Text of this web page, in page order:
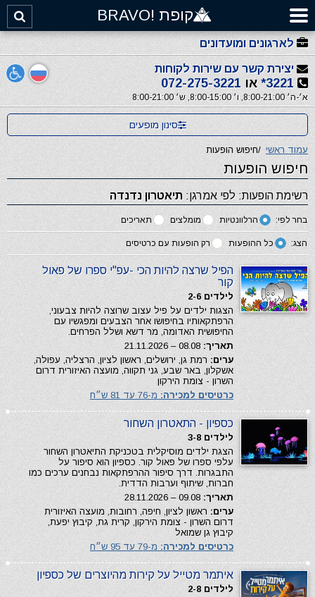
קופת !BRAVO
לארגונים ומועדונים
יצירת קשר עם שירות לקוחות
3221* או 072-275-3221
א׳-ה׳ 8:00-21:00, ו׳ 8:00-15:00, ש׳ 8:00-21:00
סינון מופעים
עמוד ראשי /חיפוש הופעות
חיפוש הופעות
רשימת הופעות: לפי אמרגן: תיאטרון נדנדה
בחר לפי: הרלוונטיות מומלצים תאריכים
הצג: כל ההופעות רק הופעות עם כרטיסים
הפיל שרצה להיות הכי -עפ"י ספרו של פאול
קור
לילדים 2-6
הצגות ילדים על פיל עצוב שרוצה להיות צבעוני,
הרפתקאותיו בחיפושו אחר הצבעים ומפגשיו עם
החיפושית האדומה, מר דשא ושלל הפרחים.
תאריך:
ערים: רמת גן, ירושלים, ראשון לציון, הרצליה, עפולה,
אשקלון, באר שבע, גני תקווה, מועצה האיזורית דרום
השרון - צומת הירקון
כרטיסים למכירה: מ-76 עד 81 ש״ח
כספיון - התאטרון השחור
לילדים 3-8
הצגת ילדים מוסיקלית בטכניקת התיאטרון השחור
עלפי ספרו של פאול קור. כספיון הוא סיפור על
התבגרות. דרך סיפור ההרפתקאות נבחנים ערכים כמו
חברות, שיתוף וערבות הדדית.
תאריך:
ערים: ראשון לציון, חיפה, רחובות, מועצה האיזורית
דרום השרון - צומת הירקון, קרית גת, קיבוץ יפעת,
קיבוץ גן שמואל
כרטיסים למכירה: מ-79 עד 95 ש״ח
איתמר מטייל על קירות מהיוצרים של כספיון
לילדים 2-8